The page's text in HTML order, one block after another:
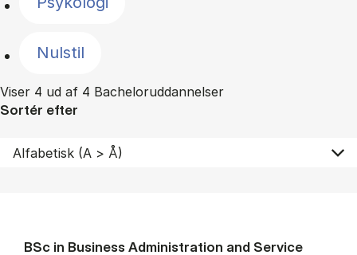
Nulstil
Viser 4 ud af 4 Bacheloruddannelser
Sortér efter
BSc in Busi­ness Ad­min­is­tra­tion and Ser­vice